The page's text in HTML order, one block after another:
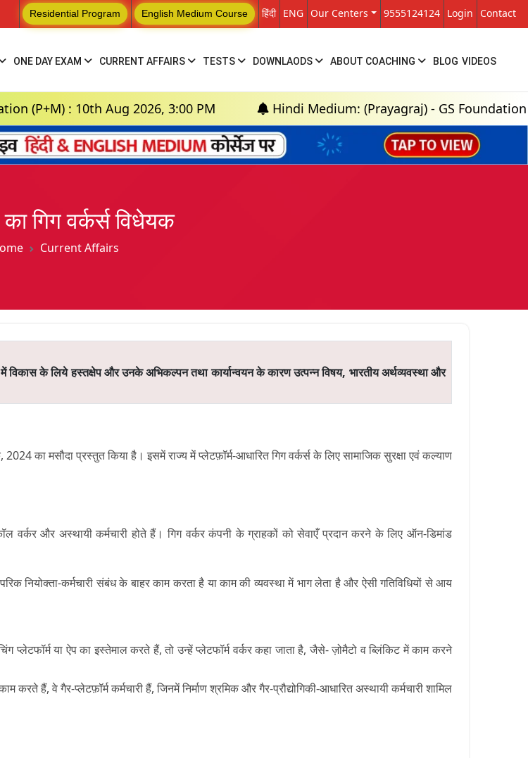
Residential Program English Medium Course हिंदी ENG Our Centers 9555124124 Login Contact
ONE DAY EXAM CURRENT AFFAIRS TESTS DOWNLAODS ABOUT COACHING BLOG VIDEOS
Aug 2026, 3:00 PM Hindi Medium: (Prayagraj) - GS Foundation (P+M) : 18th
गिग वर्कर्स विधेयक
Current Affairs
में विकास के लिये हस्तक्षेप और उनके अभिकल्पन तथा कार्यान्वयन के कारण उत्पन्न विषय, भारतीय अर्थव्यवस्था और
का मसौदा प्रस्तुत किया है। इसमें राज्य में प्लेटफ़ॉर्म-आधारित गिग वर्कर्स के लिए सामाजिक सुरक्षा एवं कल्याण
वर्कर और अस्थायी कर्मचारी होतेहैं। गिग वर्कर कंपनी के ग्राहकों को सेवाएँ प्रदान करने के लिए ऑन-डिमांड
नियोक्ता-कर्मचारी संबंध के बाहर काम करता है या काम की व्यवस्था में भाग लेता है और ऐसी गतिविधियों से आय
प्लेटफॉर्म या ऐप का इस्तेमाल करते हैं, तो उन्हें प्लेटफॉर्म वर्कर कहा जाता है, जैसे- ज़ोमैटो व ब्लिंकिट में काम करने
करते हैं, वे गैर-प्लेटफ़ॉर्म कर्मचारी हैं, जिनमें निर्माण श्रमिक और गैर-प्रौद्योगिकी-आधारित अस्थायी कर्मचारी शामिल